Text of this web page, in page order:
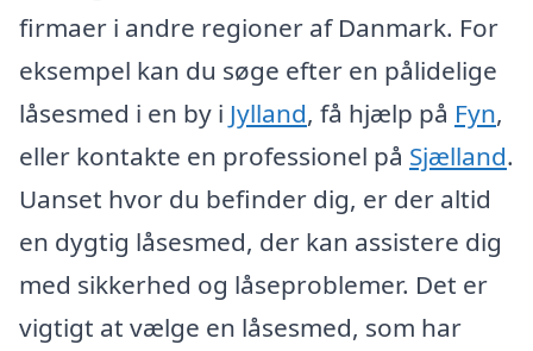
firmaer i andre regioner af Danmark. For
eksempel kan du søge efter en pålidelige
låsesmed i en by i Jylland, få hjælp på Fyn,
eller kontakte en professionel på Sjælland.
Uanset hvor du befinder dig, er der altid
en dygtig låsesmed, der kan assistere dig
med sikkerhed og låseproblemer. Det er
vigtigt at vælge en låsesmed, som har